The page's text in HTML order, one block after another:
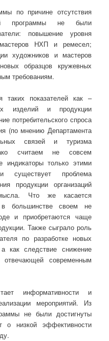
по причине отсутствия
программы не были
повышение уровня
НХП и ремесел;
художников и мастеров
образцов кружевных
требованиям.
таких показателей как –
изделий и продукции
потребительского спроса
(по мнению Департамента
связей и туризма
считаем не совсем
индикаторы только этими
существует проблема
продукции организаций
Что же касается
большинстве своем не
и приобретаются чаще
Также сыграло роль
по разработке новых
как следствие снижение
современным
информативности и
мероприятий. Из
не были достигнуты
о низкой эффективности